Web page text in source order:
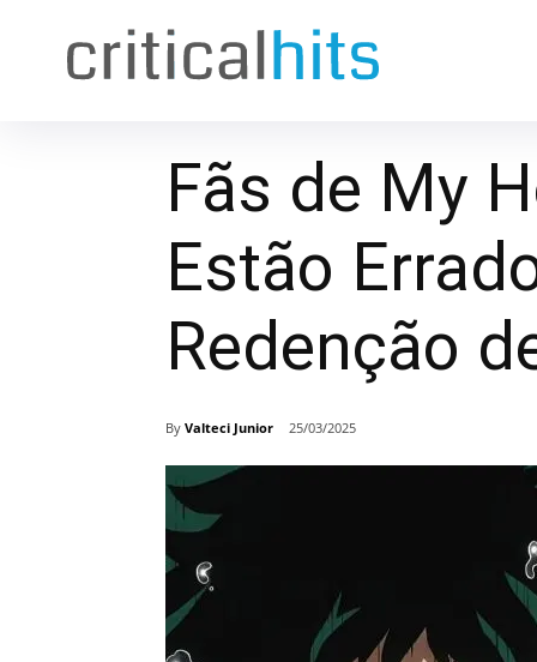
Fãs de My
Estão
Redenção
By Valteci Junior 25/03/2025